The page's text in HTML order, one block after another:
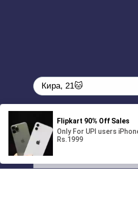
01/07
00:00
Кира, 21🐱
Поиграешь со мной? 💖🐾